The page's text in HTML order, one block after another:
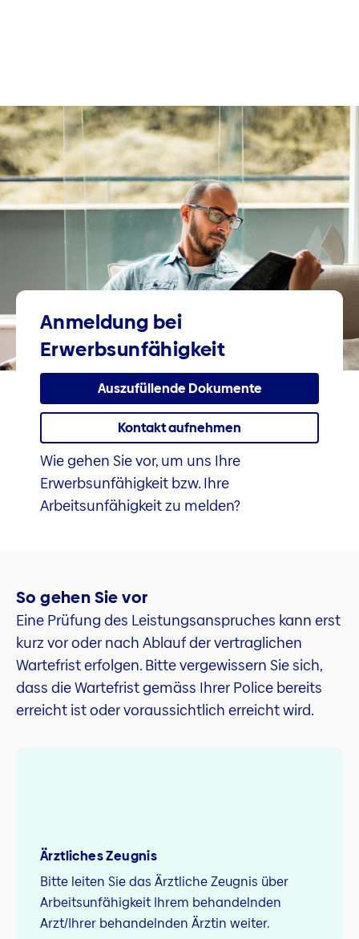
Anmeldung bei
Erwerbsunfähigkeit
Auszufüllende Dokumente
Kontakt aufnehmen
Wie gehen Sie vor, um uns Ihre
Erwerbsunfähigkeit bzw. Ihre
Arbeitsunfähigkeit zu melden?
So gehen Sie vor
Eine Prüfung des Leistungsanspruches kann erst
kurz vor oder nach Ablauf der vertraglichen
Wartefrist erfolgen. Bitte vergewissern Sie sich,
dass die Wartefrist gemäss Ihrer Police bereits
erreicht ist oder voraussichtlich erreicht wird.
Ärztliches Zeugnis
Bitte leiten Sie das Ärztliche Zeugnis über
Arbeitsunfähigkeit Ihrem behandelnden
Arzt/Ihrer behandelnden Ärztin weiter.